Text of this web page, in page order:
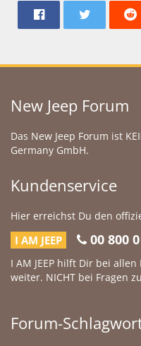
New Jeep Forum
Das New Jeep Forum ist
Germany GmbH.
Kundenservice
Hier erreichst Du den
I AM JEEP 00 800
I AM JEEP hilft Dir bei
weiter. NICHT bei Fragen
Forum-